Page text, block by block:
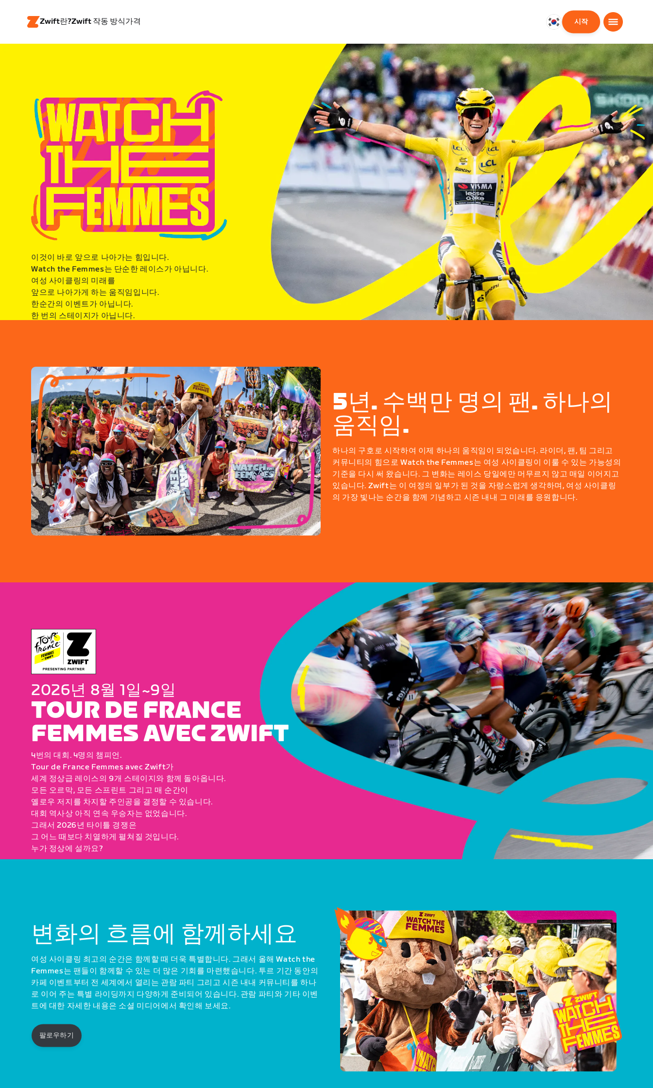
Zwift란?Zwift 작동 방식가격
대
민
국
한
시작
이것이 바로 앞으로 나아가는 힘입니다.
Watch the Femmes는 단순한 레이스가 아닙니다.
여성 사이클링의 미래를
앞으로 나아가게 하는 움직임입니다.
한순간의 이벤트가 아닙니다.
한 번의 스테이지가 아닙니다.
5년. 수백만 명의 팬. 하나의
움직임.
하나의 구호로 시작하여 이제 하나의 움직임이 되었습니다. 라이더, 팬, 팀 그리고
커뮤니티의 힘으로 Watch the Femmes는 여성 사이클링이 이룰 수 있는 가능성의
기준을 다시 써 왔습니다. 그 변화는 레이스 당일에만 머무르지 않고 매일 이어지고
있습니다. Zwift는 이 여정의 일부가 된 것을 자랑스럽게 생각하며, 여성 사이클링
의 가장 빛나는 순간을 함께 기념하고 시즌 내내 그 미래를 응원합니다.
2026년 8월 1일~9일
TOUR DE FRANCE
FEMMES AVEC ZWIFT
4번의 대회. 4명의 챔피언.
Tour de France Femmes avec Zwift가
세계 정상급 레이스의 9개 스테이지와 함께 돌아옵니다.
모든 오르막, 모든 스프린트 그리고 매 순간이
옐로우 저지를 차지할 주인공을 결정할 수 있습니다.
대회 역사상 아직 연속 우승자는 없었습니다.
그래서 2026년 타이틀 경쟁은
그 어느 때보다 치열하게 펼쳐질 것입니다.
누가 정상에 설까요?
변화의 흐름에 함께하세요
여성 사이클링 최고의 순간은 함께할 때 더욱 특별합니다. 그래서 올해 Watch the
Femmes는 팬들이 함께할 수 있는 더 많은 기회를 마련했습니다. 투르 기간 동안의
카페 이벤트부터 전 세계에서 열리는 관람 파티 그리고 시즌 내내 커뮤니티를 하나
로 이어 주는 특별 라이딩까지 다양하게 준비되어 있습니다. 관람 파티와 기타 이벤
트에 대한 자세한 내용은 소셜 미디어에서 확인해 보세요.
팔로우하기